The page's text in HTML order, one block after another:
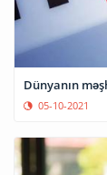
Dünyanın
05-10-2021